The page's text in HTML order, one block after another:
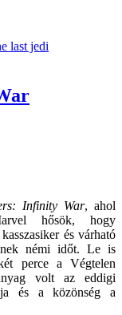
last jedi
Infinity War, ahol
hősök, hogy
és várható
némi időt. Le is
perce a Végtelen
volt az eddigi
és a közönség a